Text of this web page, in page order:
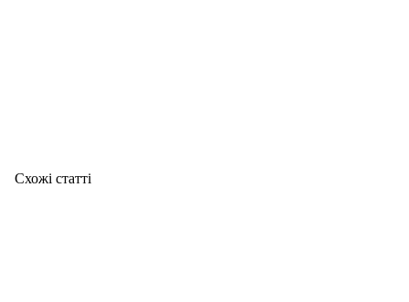
Схожі статтi